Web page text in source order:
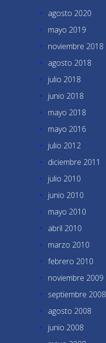
agosto 2020
mayo 2019
noviembre 2018
agosto 2018
julio 2018
junio 2018
mayo 2018
mayo 2016
julio 2012
diciembre 2011
julio 2010
junio 2010
mayo 2010
abril 2010
marzo 2010
febrero 2010
noviembre 2009
septiembre 2008
agosto 2008
junio 2008